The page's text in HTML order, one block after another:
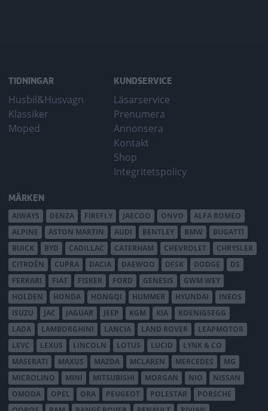
TIDNINGAR
Husbil&Husvagn
Klassiker
Moped
KUNDSERVICE
Läsarservice
Prenumera
Annonsera
Kontakt
Shop
Integritetspolicy
MÄRKEN
AIWAYS DENZA FIREFLY JAECOO ONVO
ALFA ROMEO
ALPINE
ASTON MARTIN AUDI BENTLEY BMW
BUGATTI
BUICK
BYD CADILLAC CATERHAM CHEVROLET
CHRYSLER
CITROËN
CUPRA DACIA DAEWOO DFSK DODGE
DS
FERRARI
FIAT FISKER FORD GENESIS
GWM WEY
HOLDEN
HONDA HONGQI HUMMER HYUNDAI
INEOS
ISUZU
JAC JAGUAR JEEP KGM KIA
KOENIGSEGG
LADA
LAMBORGHINI LANCIA LAND ROVER
LEAPMOTOR
LEVC
LEXUS LINCOLN LOTUS LUCID
LYNK & CO
MASERATI
MAXUS MAZDA MCLAREN MERCEDES
MG
MICROLINO
MINI MITSUBISHI MORGAN NIO
NISSAN
OMODA
OPEL ORA PEUGEOT POLESTAR
PORSCHE